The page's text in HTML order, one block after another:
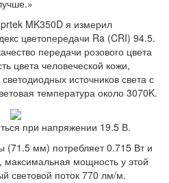
MK350D я измерил
цветопередачи Ra (CRI) 94.5.
передачи розового цвета
цвета человеческой кожи,
источников света с
температура около 3070K.
при напряжении 19.5 В.
(71.5 мм) потребляет 0.715 Вт и
максимальная мощность у этой
световой поток 770 лм/м.